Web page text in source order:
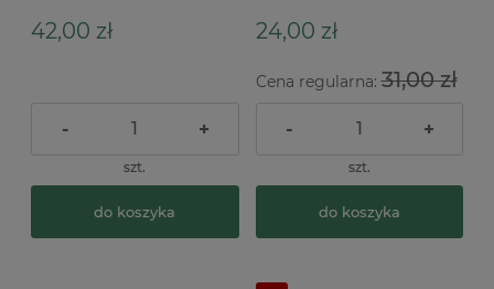
42,00 zł
- +
szt.
do koszyka
24,00 zł
Cena regularna:31,00 zł
- +
szt.
do koszyka